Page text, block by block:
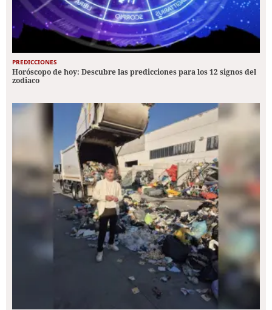
PREDICCIONES
Horóscopo de hoy: Descubre las predicciones para los 12 signos del
zodiaco